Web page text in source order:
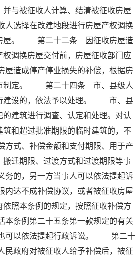
与被征收人计算、结清被征收房屋
选择在改建地段进行房屋产权调换
房屋。 第二十二条 因征收房屋造
调换房屋交付前，房屋征收部门应
造成停产停业损失的补偿，根据房
市制定。 第二十四条 市、县级人
行建设的，依法予以处理。 市、县
建筑进行调查、认定和处理。对认
和超过批准期限的临时建筑的，不
式、补偿金额和支付期限、用于产
迁期限、过渡方式和过渡期限等事
的，另一方当事人可以依法提起诉
达不成补偿协议，或者被征收房屋
照本条例的规定，按照征收补偿方
条例第二十五条第一款规定的有关
可以依法提起行政诉讼。 第二十
政府对被征收人给予补偿后，被征